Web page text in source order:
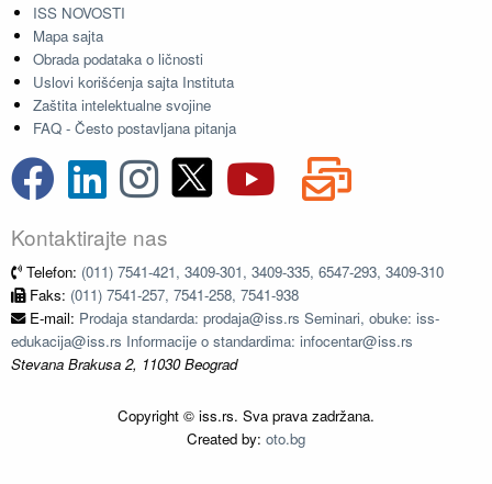
ISS NOVOSTI
Mapa sajta
Obrada podataka o ličnosti
Uslovi korišćenja sajta Instituta
Zaštita intelektualne svojine
FAQ - Često postavljana pitanja
Kontaktirajte nas
Telefon: (011) 7541-421, 3409-301, 3409-335, 6547-293, 3409-310
Faks: (011) 7541-257, 7541-258, 7541-938
E-mail: Prodaja standarda: prodaja@iss.rs Seminari, obuke: iss-
edukacija@iss.rs Informacije o standardima: infocentar@iss.rs
Stevana Brakusa 2, 11030 Beograd
Copyright © iss.rs. Sva prava zadržana.
Created by: oto.bg